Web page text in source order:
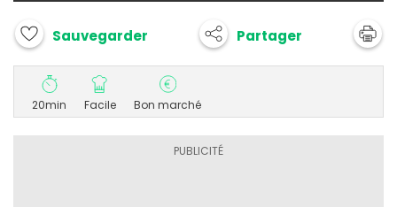
Sauvegarder Partager
20min Facile Bon marché